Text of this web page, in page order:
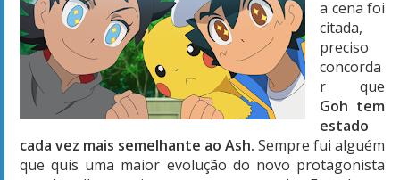
a cena foi
citada,
preciso
concorda
r que
Goh tem
estado
cada vez mais semelhante ao Ash. Sempre fui alguém
que quis uma maior evolução do novo protagonista